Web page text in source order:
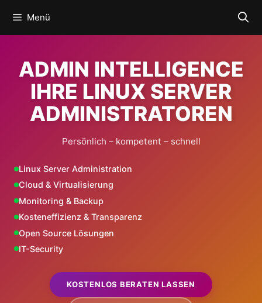
Inhalt
springen
Menü
ADMIN INTELLIGENCE
IHRE LINUX SERVER
ADMINISTRATOREN
Persönlich – kompetent – schnell
Linux Server Administration
Cloud & Virtualisierung
Monitoring & Backup
Kosteneffizienz & Transparenz
Open Source Lösungen
IT-Security
KOSTENLOS BERATEN LASSEN